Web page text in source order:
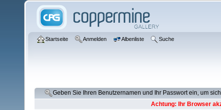
Startseite Anmelden Albenliste Suche
Geben Sie Ihren Benutzernamen und Ihr Passwort ein, um
Achtung: Ihr Browser